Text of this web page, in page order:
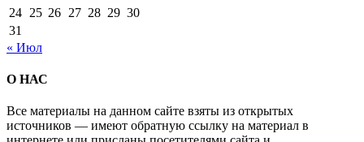
24 25 26 27 28 29 30
31
« Июл
О НАС
Все материалы на данном сайте взяты из открытых
источников — имеют обратную ссылку на материал в